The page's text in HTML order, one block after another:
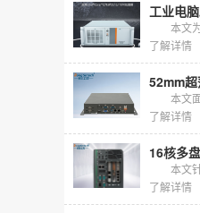
了解详情
了解详情
了解详情